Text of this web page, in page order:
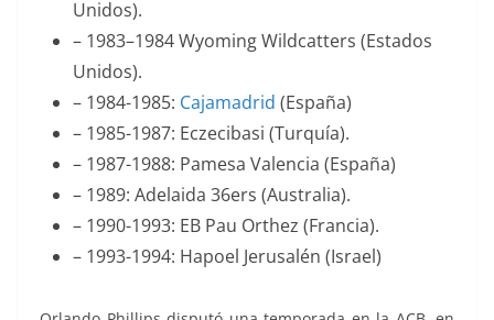
Unidos).
– 1983–1984 Wyoming Wildcatters (Estados
Unidos).
– 1984-1985: Cajamadrid (España)
– 1985-1987: Eczecibasi (Turquía).
– 1987-1988: Pamesa Valencia (España)
– 1989: Adelaida 36ers (Australia).
– 1990-1993: EB Pau Orthez (Francia).
– 1993-1994: Hapoel Jerusalén (Israel)